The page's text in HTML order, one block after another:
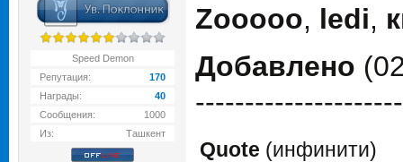
Speed Demon
Репутация:
170
Награды:
40
Сообщения:
1000
Из:
Ташкент
Zooooo, ledi,
Добавлено
Quote (инфинити)